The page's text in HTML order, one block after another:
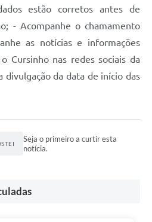
estão corretos antes de
- Acompanhe o chamamento
as notícias e informações
Cursinho nas redes sociais da
divulgação da data de início das
Seja o primeiro a curtir esta
notícia.